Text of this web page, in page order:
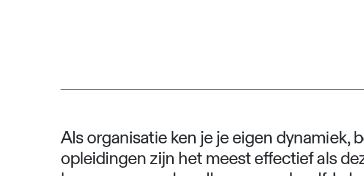
Als organisatie ken je je eigen dynamiek,
opleidingen zijn het meest effectief als